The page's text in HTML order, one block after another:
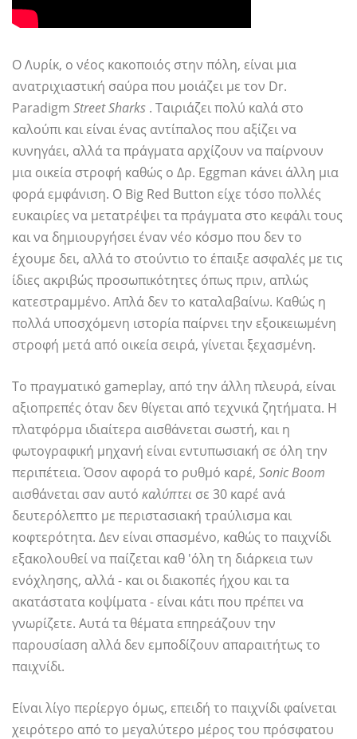
Ο Λυρίκ, ο νέος κακοποιός στην πόλη, είναι μια
ανατριχιαστική σαύρα που μοιάζει με τον Dr.
Paradigm Street Sharks . Ταιριάζει πολύ καλά στο
καλούπι και είναι ένας αντίπαλος που αξίζει να
κυνηγάει, αλλά τα πράγματα αρχίζουν να παίρνουν
μια οικεία στροφή καθώς ο Δρ. Eggman κάνει άλλη μια
φορά εμφάνιση. Ο Big Red Button είχε τόσο πολλές
ευκαιρίες να μετατρέψει τα πράγματα στο κεφάλι τους
και να δημιουργήσει έναν νέο κόσμο που δεν το
έχουμε δει, αλλά το στούντιο το έπαιξε ασφαλές με τις
ίδιες ακριβώς προσωπικότητες όπως πριν, απλώς
κατεστραμμένο. Απλά δεν το καταλαβαίνω. Καθώς η
πολλά υποσχόμενη ιστορία παίρνει την εξοικειωμένη
στροφή μετά από οικεία σειρά, γίνεται ξεχασμένη.
Το πραγματικό gameplay, από την άλλη πλευρά, είναι
αξιοπρεπές όταν δεν θίγεται από τεχνικά ζητήματα. Η
πλατφόρμα ιδιαίτερα αισθάνεται σωστή, και η
φωτογραφική μηχανή είναι εντυπωσιακή σε όλη την
περιπέτεια. Όσον αφορά το ρυθμό καρέ, Sonic Boom
αισθάνεται σαν αυτό καλύπτει σε 30 καρέ ανά
δευτερόλεπτο με περιστασιακή τραύλισμα και
κοφτερότητα. Δεν είναι σπασμένο, καθώς το παιχνίδι
εξακολουθεί να παίζεται καθ 'όλη τη διάρκεια των
ενόχλησης, αλλά - και οι διακοπές ήχου και τα
ακατάστατα κοψίματα - είναι κάτι που πρέπει να
γνωρίζετε. Αυτά τα θέματα επηρεάζουν την
παρουσίαση αλλά δεν εμποδίζουν απαραιτήτως το
παιχνίδι.
Είναι λίγο περίεργο όμως, επειδή το παιχνίδι φαίνεται
χειρότερο από το μεγαλύτερο μέρος του πρόσφατου